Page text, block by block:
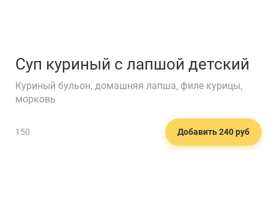
Суп куриный с лапшой детский
Куриный бульон, домашняя лапша, филе курицы,
морковь
150 Добавить 240 руб